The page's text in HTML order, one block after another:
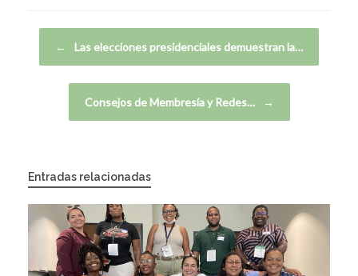
← Las elecciones presidenciales demuestran la…
Consejos de Membresía y Redes… →
Entradas relacionadas